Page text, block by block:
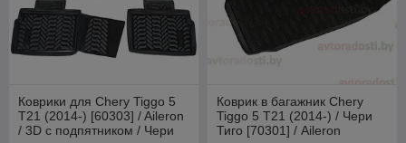
Коврики для Chery Tiggo 5
T21 (2014-) [60303] / Aileron
/ 3D c подпятником / Чери
Коврик в багажник Chery
Tiggo 5 T21 (2014-) / Чери
Тиго [70301] / Aileron